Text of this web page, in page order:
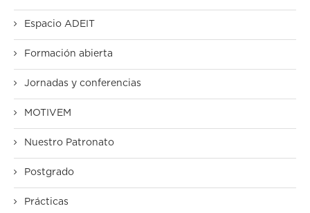
Espacio ADEIT
Formación abierta
Jornadas y conferencias
MOTIVEM
Nuestro Patronato
Postgrado
Prácticas